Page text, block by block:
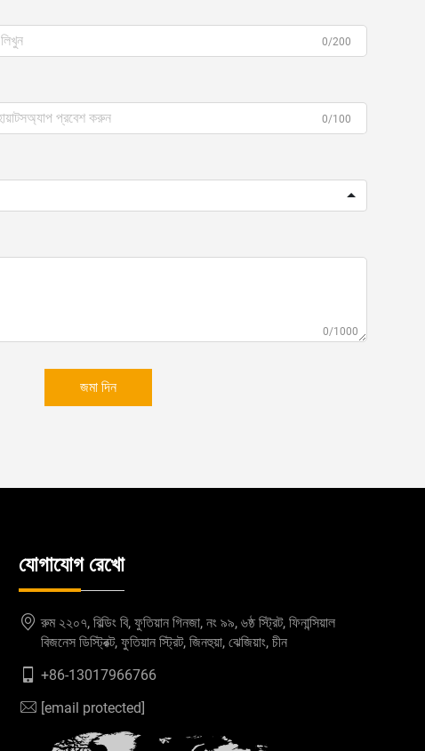
0/200
0/100
0/1000
জমা দিন
যোগাযোগ রেখো
রুম ২২০৭, বিল্ডিং বি, ফুতিয়ান গিনজা, নং ৯৯, ৬ষ্ঠ স্ট্রিট, ফিনান্সিয়াল
বিজনেস ডিস্ট্রিক্ট, ফুতিয়ান স্ট্রিট, জিনহুয়া, ঝেজিয়াং, চীন
+86-13017966766
[email protected]